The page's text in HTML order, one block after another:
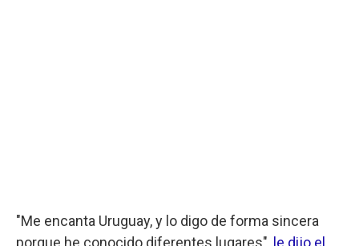
"Me encanta Uruguay, y lo digo de forma sincera
porque he conocido diferentes lugares", le dijo el